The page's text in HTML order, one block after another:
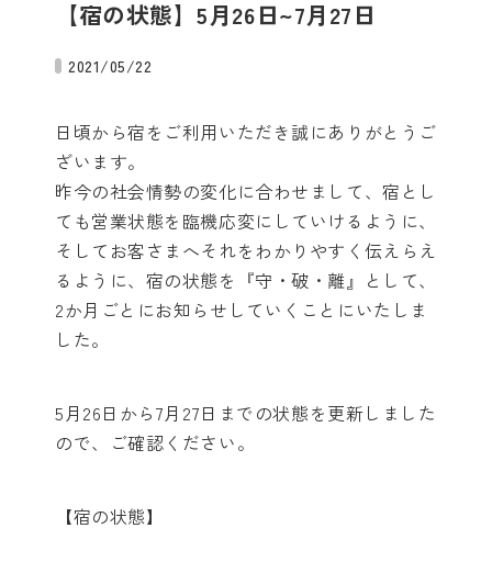
【宿の状態】5月26日~7月27日
2021/05/22
日頃から宿をご利用いただき誠にありがとうご
ざいます。
昨今の社会情勢の変化に合わせまして、宿とし
ても営業状態を臨機応変にしていけるように、
そしてお客さまへそれをわかりやすく伝えらえ
るように、宿の状態を『守・破・離』として、
2か月ごとにお知らせしていくことにいたしま
した。
5月26日から7月27日までの状態を更新しました
ので、ご確認ください。
【宿の状態】